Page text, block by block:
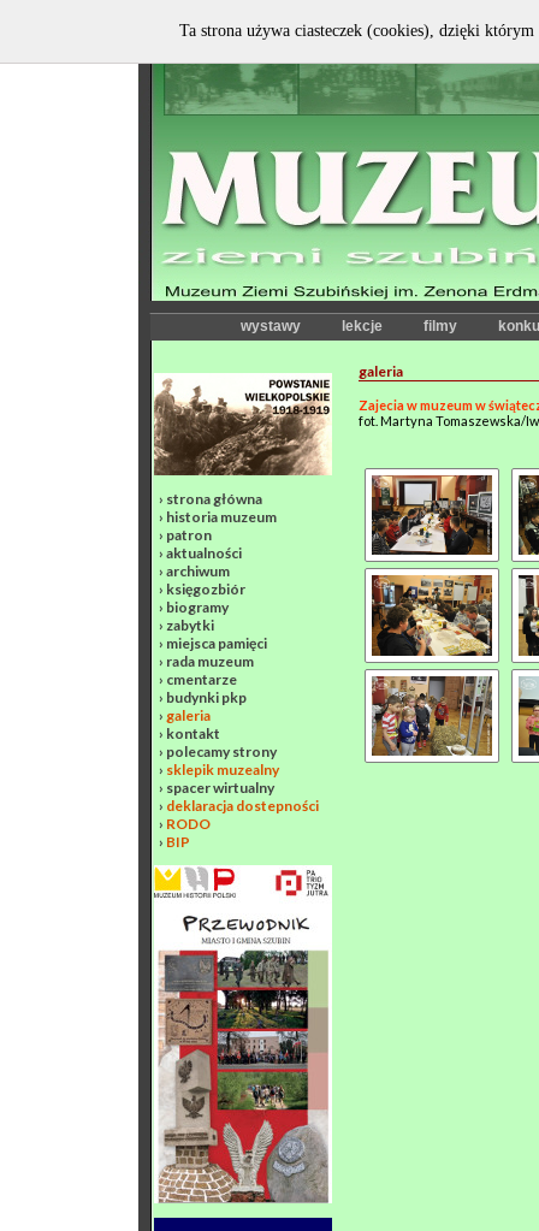
wystawy lekcje filmy
› strona główna
› historia muzeum
› patron
› aktualności
› archiwum
› księgozbiór
› biogramy
› zabytki
› miejsca pamięci
› rada muzeum
› cmentarze
› budynki pkp
› galeria
› kontakt
› polecamy strony
› sklepik muzealny
› spacer wirtualny
› deklaracja dostepności
› RODO
› BIP
galeria
Zajecia w muzeum w
fot. Martyna Tomaszewska/
Ta strona używa ciasteczek (cookies), dzięki